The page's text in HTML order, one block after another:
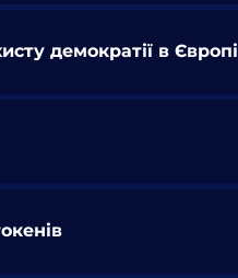
демократії в Європі